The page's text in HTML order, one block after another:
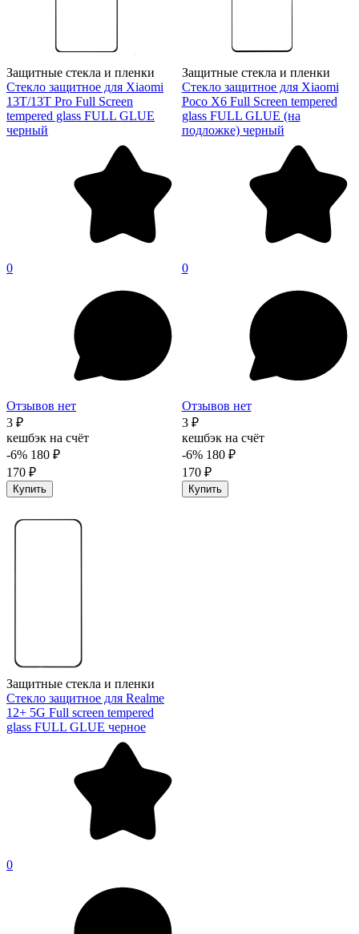
Защитные стекла и пленки
Стекло защитное для Xiaomi
13T/13T Pro Full Screen
tempered glass FULL GLUE
черный
0
Отзывов нет
3 ₽
кешбэк на счёт
-6% 180 ₽
170 ₽
Купить
Защитные стекла и пленки
Стекло защитное для Xiaomi
Poco X6 Full Screen tempered
glass FULL GLUE (на
подложке) черный
0
Отзывов нет
3 ₽
кешбэк на счёт
-6% 180 ₽
170 ₽
Купить
Защитные стекла и пленки
Стекло защитное для Realme
12+ 5G Full screen tempered
glass FULL GLUE черное
0